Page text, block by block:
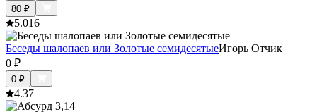
80 ₽
5.016
Беседы шалопаев или Золотые семидесятыеИгорь Отчик
0 ₽
0 ₽
4.37